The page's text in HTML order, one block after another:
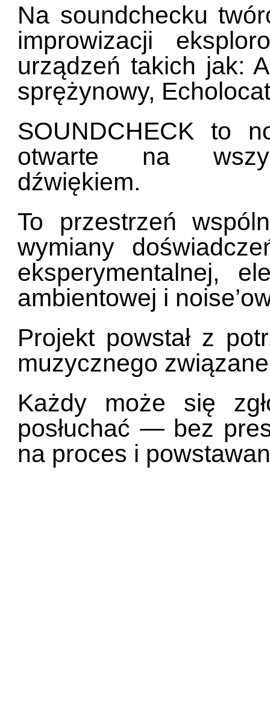
Na soundchecku
improwizacji
urządzeń takich jak:
sprężynowy,
SOUNDCHECK to
otwarte na
dźwiękiem.
To przestrzeń
wymiany
eksperymentalnej,
ambientowej i
Projekt powstał z
muzycznego
Każdy może się
posłuchać — bez
na proces i